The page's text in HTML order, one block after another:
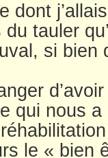
dont
tauler
si bien
qui nous
le « bien